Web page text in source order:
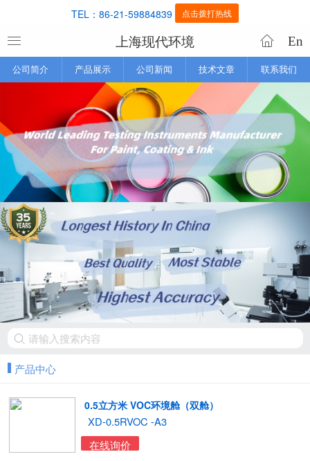
TEL：86-21-59884839 点击拨打热线
上海现代环境 En
公司简介 产品展示 公司新闻 技术文章 联系我们
产品中心
0.5立方米 VOC环境舱（双舱）
XD-0.5RVOC -A3
在线询价